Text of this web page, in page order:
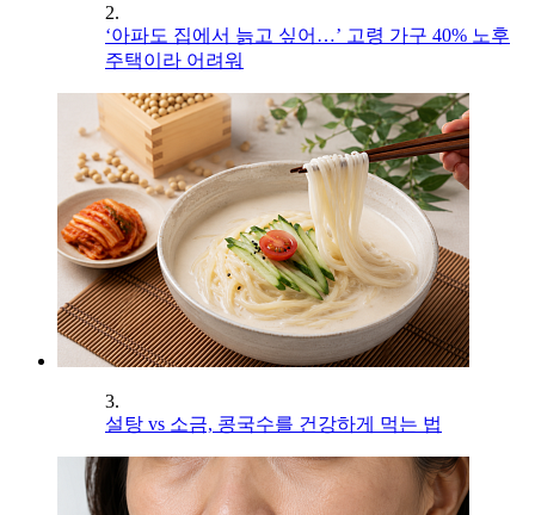
2.
‘아파도 집에서 늙고 싶어…’ 고령 가구 40% 노후
주택이라 어려워
3.
설탕 vs 소금, 콩국수를 건강하게 먹는 법